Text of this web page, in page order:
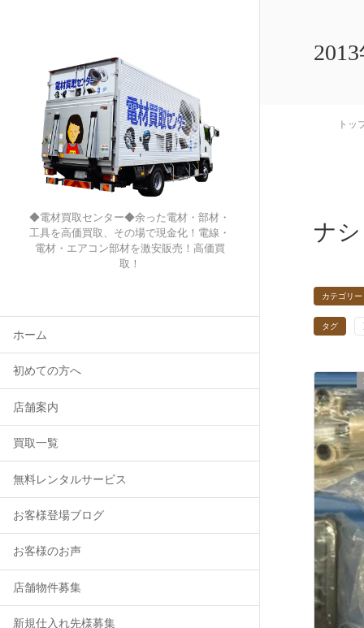
◆電材買取センター◆余った電材・部材・
工具を高価買取、その場で現金化！電線・
電材・エアコン部材を激安販売！高価買
取！
ホーム
初めての方へ
店舗案内
買取一覧
無料レンタルサービス
お客様登場ブログ
お客様のお声
店舗物件募集
新規仕入れ先様募集
トッ
ナ
カテゴリー
タグ